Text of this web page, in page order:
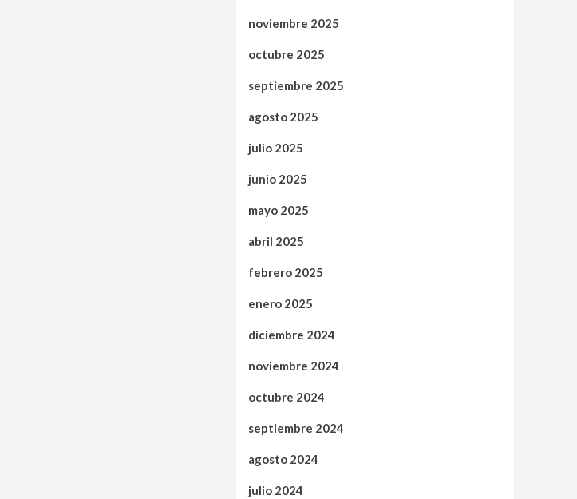
noviembre 2025
octubre 2025
septiembre 2025
agosto 2025
julio 2025
junio 2025
mayo 2025
abril 2025
febrero 2025
enero 2025
diciembre 2024
noviembre 2024
octubre 2024
septiembre 2024
agosto 2024
julio 2024